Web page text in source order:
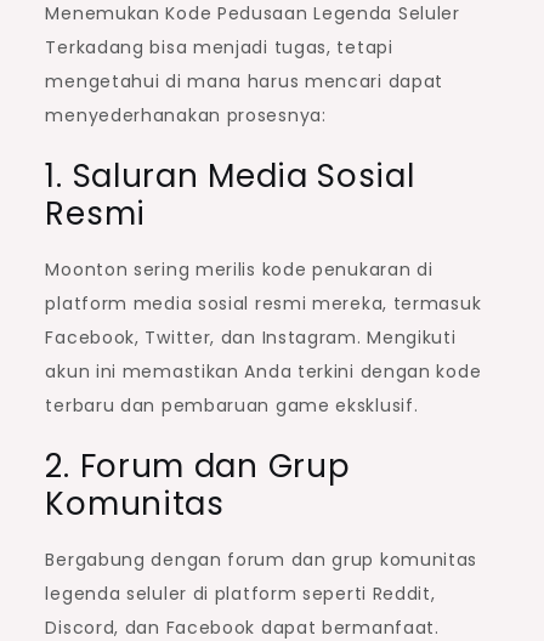
Menemukan Kode Pedusaan Legenda Seluler
Terkadang bisa menjadi tugas, tetapi
mengetahui di mana harus mencari dapat
menyederhanakan prosesnya:
1. Saluran Media Sosial
Resmi
Moonton sering merilis kode penukaran di
platform media sosial resmi mereka, termasuk
Facebook, Twitter, dan Instagram. Mengikuti
akun ini memastikan Anda terkini dengan kode
terbaru dan pembaruan game eksklusif.
2. Forum dan Grup
Komunitas
Bergabung dengan forum dan grup komunitas
legenda seluler di platform seperti Reddit,
Discord, dan Facebook dapat bermanfaat.